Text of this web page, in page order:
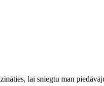
lai sniegtu man